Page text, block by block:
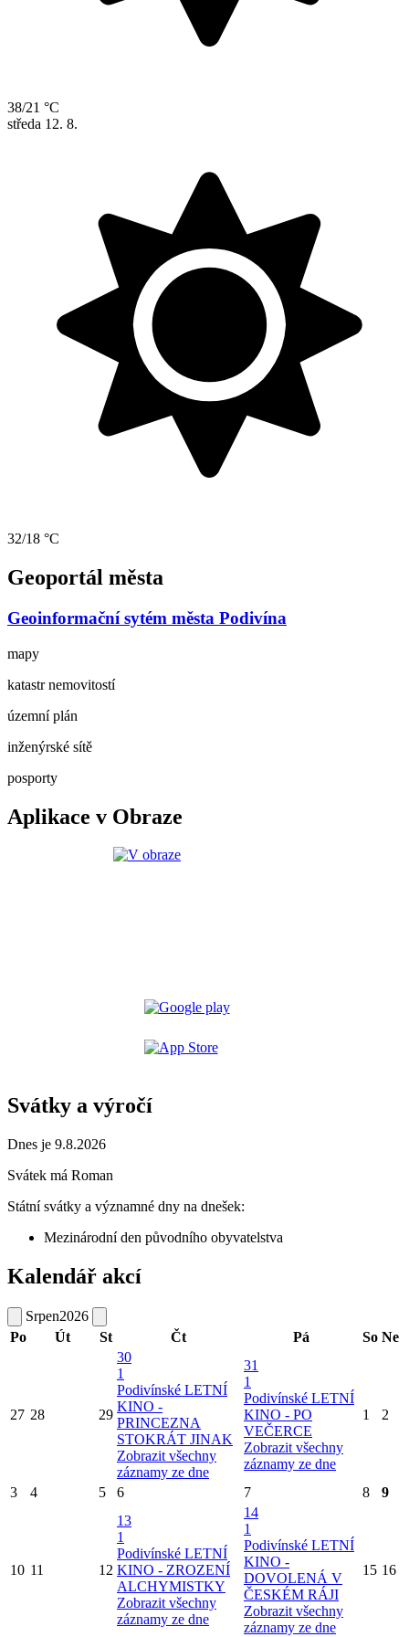
38/21 °C
středa 12. 8.
32/18 °C
Geoportál města
Geoinformační sytém města Podivína
mapy
katastr nemovitostí
územní plán
inženýrské sítě
posporty
Aplikace v Obraze
Svátky a výročí
Dnes je 9.8.2026
Svátek má Roman
Státní svátky a významné dny na dnešek:
Mezinárodní den původního obyvatelstva
Kalendář akcí
Srpen2026
Po
Út St Čt Pá So Ne
27 28 29
30
1
Podivínské LETNÍ
KINO -
PRINCEZNA
STOKRÁT JINAK
Zobrazit všechny
záznamy ze dne
31
1
Podivínské LETNÍ
KINO - PO
VEČERCE
Zobrazit všechny
záznamy ze dne
1 2
3 4 5 6 7 8 9
10 11 12
13
1
Podivínské LETNÍ
KINO - ZROZENÍ
ALCHYMISTKY
Zobrazit všechny
záznamy ze dne
14
1
Podivínské LETNÍ
KINO -
DOVOLENÁ V
ČESKÉM RÁJI
Zobrazit všechny
záznamy ze dne
15 16